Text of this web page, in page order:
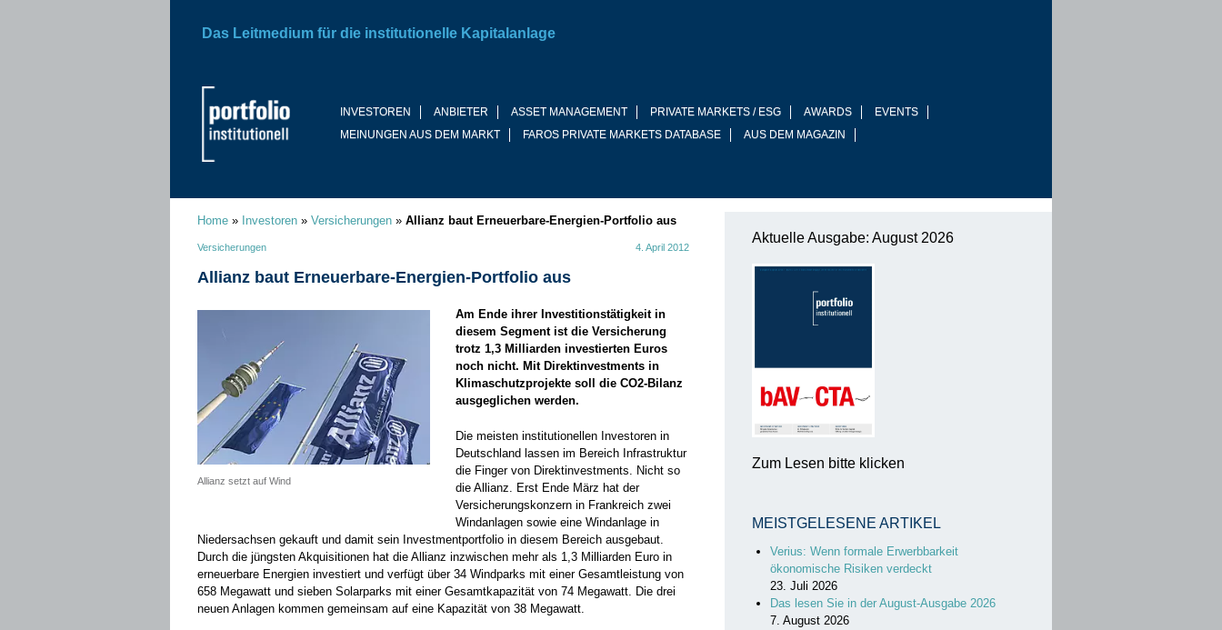
INVESTOREN ANBIETER ASSET MANAGEMENT PRIVATE MARKETS / ESG AWARDS
EVENTS
MEINUNGEN AUS DEM MARKT
FAROS PRIVATE MARKETS DATABASE AUS DEM MAGAZIN
Das Leitmedium für die institutionelle Kapitalanlage
Home » Investoren » Versicherungen » Allianz baut Erneuerbare-Energien-Portfolio aus
Versicherungen 4. April 2012
Allianz baut Erneuerbare-Energien-Portfolio aus
Allianz setzt auf Wind
Am Ende ihrer Investitionstätigkeit in
diesem Segment ist die Versicherung
trotz 1,3 Milliarden investierten Euros
noch nicht. Mit Direktinvestments in
Klimaschutzprojekte soll die CO2-Bilanz
ausgeglichen werden.
Die meisten institutionellen Investoren in
Deutschland lassen im Bereich Infrastruktur
die Finger von Direktinvestments. Nicht so
die Allianz. Erst Ende März hat der
Versicherungskonzern in Frankreich zwei
Windanlagen sowie eine Windanlage in
Niedersachsen gekauft und damit sein Investmentportfolio in diesem Bereich ausgebaut.
Durch die jüngsten Akquisitionen hat die Allianz inzwischen mehr als 1,3 Milliarden Euro in
erneuerbare Energien investiert und verfügt über 34 Windparks mit einer Gesamtleistung von
658 Megawatt und sieben Solarparks mit einer Gesamtkapazität von 74 Megawatt. Die drei
neuen Anlagen kommen gemeinsam auf eine Kapazität von 38 Megawatt.
Aktuelle Ausgabe: August 2026
Zum Lesen bitte klicken
MEISTGELESENE ARTIKEL
Verius: Wenn formale Erwerbbarkeit
ökonomische Risiken verdeckt
23. Juli 2026
Das lesen Sie in der August-Ausgabe 2026
7. August 2026